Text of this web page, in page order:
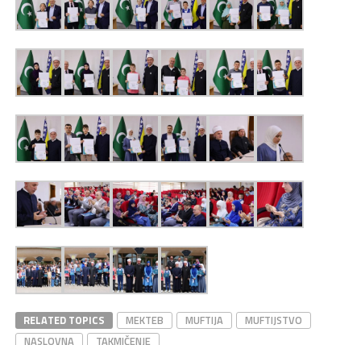
RELATED TOPICS MEKTEB MUFTIJA
MUFTIJSTVO
NASLOVNA
TAKMIČENJE